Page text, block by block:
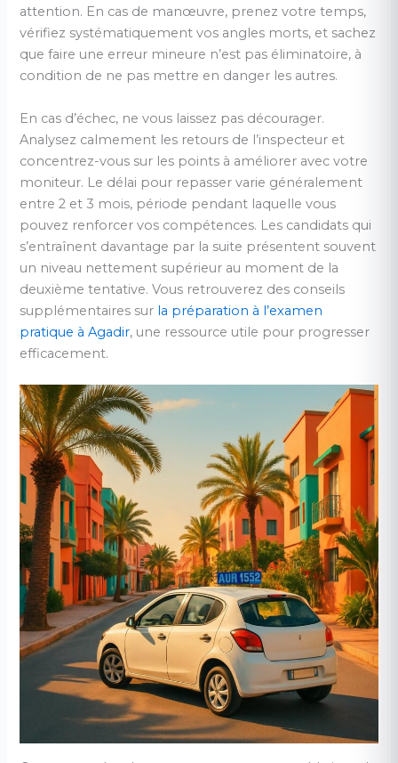
attention. En cas de manœuvre, prenez votre temps,
vérifiez systématiquement vos angles morts, et sachez
que faire une erreur mineure n’est pas éliminatoire, à
condition de ne pas mettre en danger les autres.
En cas d’échec, ne vous laissez pas décourager.
Analysez calmement les retours de l’inspecteur et
concentrez-vous sur les points à améliorer avec votre
moniteur. Le délai pour repasser varie généralement
entre 2 et 3 mois, période pendant laquelle vous
pouvez renforcer vos compétences. Les candidats qui
s’entraînent davantage par la suite présentent souvent
un niveau nettement supérieur au moment de la
deuxième tentative. Vous retrouverez des conseils
supplémentaires sur la préparation à l’examen
pratique à Agadir, une ressource utile pour progresser
efficacement.